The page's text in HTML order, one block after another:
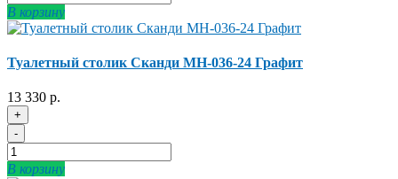
В корзину
Туалетный столик Сканди МН-036-24 Графит
13 330 р.
+
-
В корзину